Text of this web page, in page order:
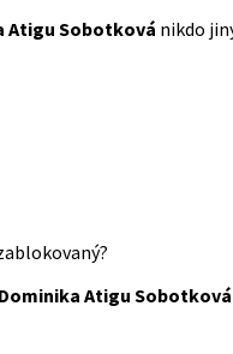
Atigu Sobotková nikdo
Dominika Atigu Sobotková